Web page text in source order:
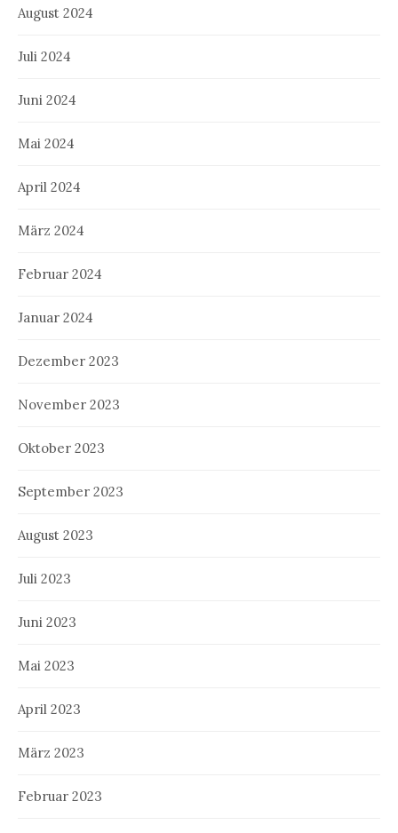
August 2024
Juli 2024
Juni 2024
Mai 2024
April 2024
März 2024
Februar 2024
Januar 2024
Dezember 2023
November 2023
Oktober 2023
September 2023
August 2023
Juli 2023
Juni 2023
Mai 2023
April 2023
März 2023
Februar 2023